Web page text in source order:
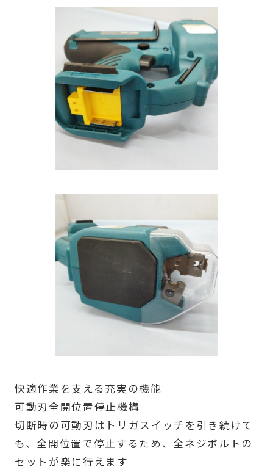
快適作業を支える充実の機能
可動刃全開位置停止機構
切断時の可動刃はトリガスイッチを引き続けて
も、全開位置で停止するため、全ネジボルトの
セットが楽に行えます